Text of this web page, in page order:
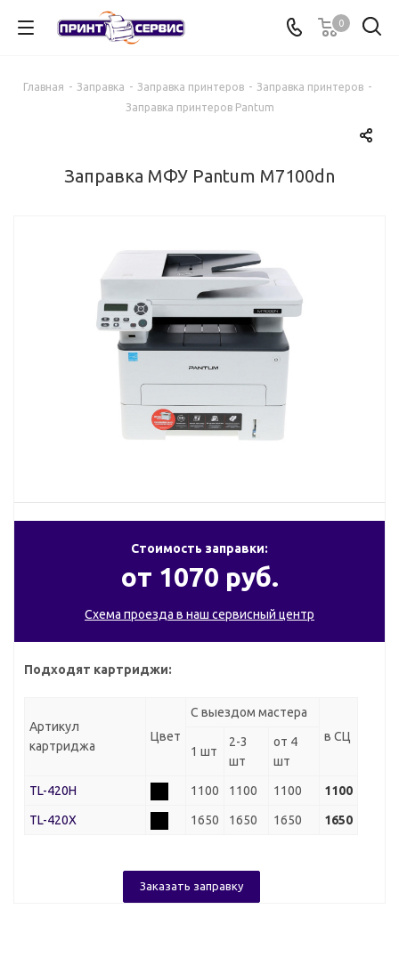
0
Главная - Заправка - Заправка принтеров - Заправка принтеров -
Заправка принтеров Pantum
Заправка МФУ Pantum M7100dn
Стоимость заправки:
от 1070 руб.
Схема проезда в наш сервисный центр
Подходят картриджи:
Артикул
картриджа
Цвет
С выездом мастера
в СЦ
1 шт
2-3
шт
от 4
шт
TL-420H 1100 1100 1100 1100
TL-420X 1650 1650 1650 1650
Заказать заправку